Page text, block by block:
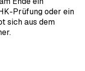
Prüfung oder ein
sich aus dem